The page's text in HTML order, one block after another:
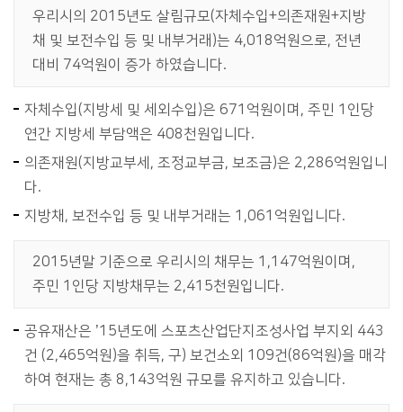
우리시의 2015년도 살림규모(자체수입+의존재원+지방
채 및 보전수입 등 및 내부거래)는 4,018억원으로, 전년
대비 74억원이 증가 하였습니다.
자체수입(지방세 및 세외수입)은 671억원이며, 주민 1인당
연간 지방세 부담액은 408천원입니다.
의존재원(지방교부세, 조정교부금, 보조금)은 2,286억원입니
다.
지방채, 보전수입 등 및 내부거래는 1,061억원입니다.
2015년말 기준으로 우리시의 채무는 1,147억원이며,
주민 1인당 지방채무는 2,415천원입니다.
공유재산은 ’15년도에 스포츠산업단지조성사업 부지외 443
건 (2,465억원)을 취득, 구) 보건소외 109건(86억원)을 매각
하여 현재는 총 8,143억원 규모를 유지하고 있습니다.